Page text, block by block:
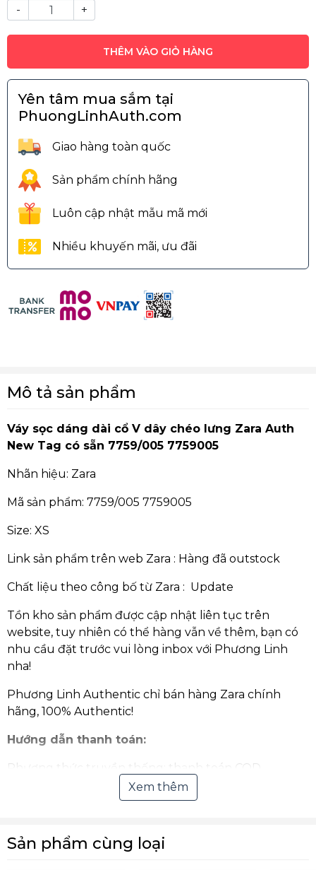
- +
THÊM VÀO GIỎ HÀNG
Yên tâm mua sắm tại
PhuongLinhAuth.com
Giao hàng toàn quốc
Sản phẩm chính hãng
Luôn cập nhật mẫu mã mới
Nhiều khuyến mãi, ưu đãi
Mô tả sản phẩm
Váy sọc dáng dài cổ V dây chéo lưng Zara Auth
New Tag có sẵn 7759/005 7759005
Nhãn hiệu: Zara
Mã sản phẩm: 7759/005 7759005
Size: XS
Link sản phẩm trên web Zara : Hàng đã outstock
Chất liệu theo công bố từ Zara : Update
Tồn kho sản phẩm được cập nhật liên tục trên
website, tuy nhiên có thể hàng vẫn về thêm, bạn có
nhu cầu đặt trước vui lòng inbox với Phương Linh
nha!
Phương Linh Authentic chỉ bán hàng Zara chính
hãng, 100% Authentic!
Hướng dẫn thanh toán:
Phương thức truyền thống: thanh toán COD,
chuyển khoản qua ngân hàng.
Nam).
Xem thêm
Sản phẩm cùng loại